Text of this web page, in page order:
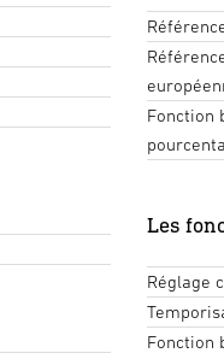
Fonction
Les
Réglage
Fonction